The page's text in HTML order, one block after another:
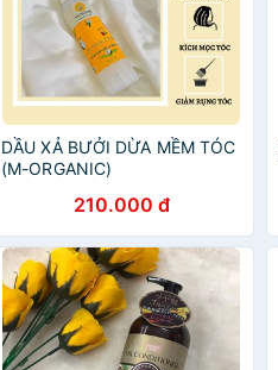
DẦU XẢ BƯỞI DỪA MỀM TÓC
(M-ORGANIC)
210.000 đ